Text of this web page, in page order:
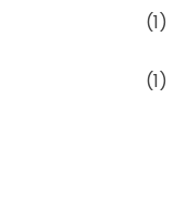
(1)
(1)